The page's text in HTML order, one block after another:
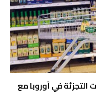
التجزئة في أوروبا مع